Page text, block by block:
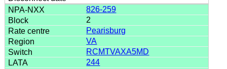
826-259
2
Pearisburg
VA
RCMTVAXA5MD
244